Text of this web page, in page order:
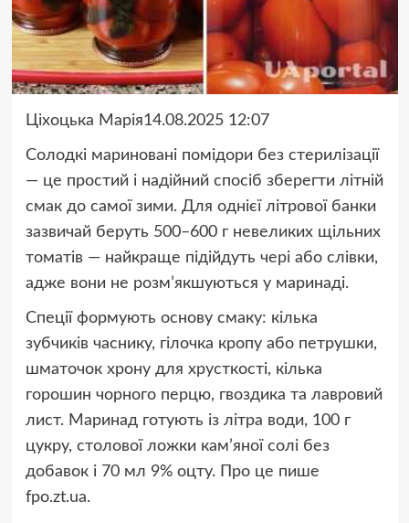
Ціхоцька Марія14.08.2025 12:07
Солодкі мариновані помідори без стерилізації
— це простий і надійний спосіб зберегти літній
смак до самої зими. Для однієї літрової банки
зазвичай беруть 500–600 г невеликих щільних
томатів — найкраще підійдуть чері або слівки,
адже вони не розм’якшуються у маринаді.
Cпеції формують основу смаку: кілька
зубчиків часнику, гілочка кропу або петрушки,
шматочок хрону для хрусткості, кілька
горошин чорного перцю, гвоздика та лавровий
лист. Маринад готують із літра води, 100 г
цукру, столової ложки кам’яної солі без
добавок і 70 мл 9% оцту. Про це пише
fpo.zt.ua.